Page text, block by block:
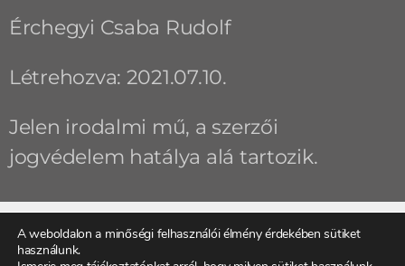
Érchegyi Csaba Rudolf
Létrehozva: 2021.07.10.
Jelen irodalmi mű, a szerzői
jogvédelem hatálya alá tartozik.
A weboldalon a minőségi felhasználói élmény érdekében sütiket
használunk.